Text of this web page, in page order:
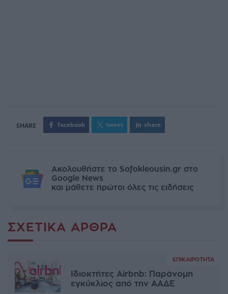
facebook tweet share
Ακολουθήστε το Sofokleousin.gr στο
Google News
και μάθετε πρώτοι όλες τις ειδήσεις
ΣΧΕΤΙΚΆ ΆΡΘΡΑ
ΕΠΙΚΑΙΡΌΤΗΤΑ
Ιδιοκτήτες Airbnb: Παράνομη
εγκύκλιος από την ΑΑΔΕ